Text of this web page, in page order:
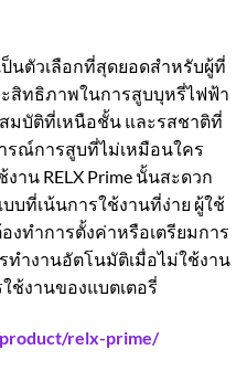
ป็นตัวเลือกที่สุดยอดสำหรับผู้ที่
สิทธิภาพในการสูบบุหรี่ไฟฟ้า
บัติที่เหนือชั้น และรสชาติที่
ณ์การสูบที่ไม่เหมือนใคร
าน RELX Prime นั้นสะดวก
บที่เน้นการใช้งานที่ง่าย ผู้ใช้
งทำการตั้งค่าหรือเตรียมการ
ทำงานอัตโนมัติเมื่อไม่ใช้งาน
ช้งานของแบตเตอรี่
relx-prime/